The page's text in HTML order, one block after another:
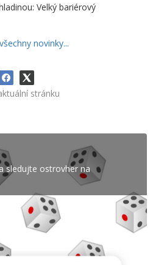
Velký bariérový
novinky...
stránku
sledujte ostrovher na